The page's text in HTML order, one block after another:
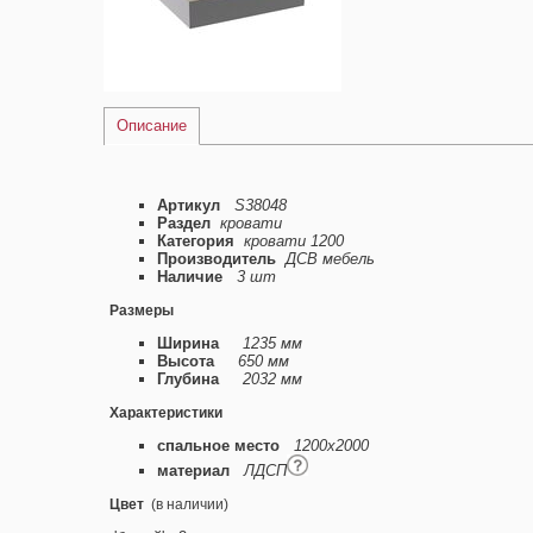
Описание
Артикул
S38048
Раздел кровати
Категория кровати 1200
Производитель ДСВ мебель
Наличие
3 шт
Размеры
Ширина
1235 мм
Высота
650 мм
Глубина
2032 мм
Характеристики
спальное место
1200х2000
материал
ЛДСП
Цвет (в наличии)